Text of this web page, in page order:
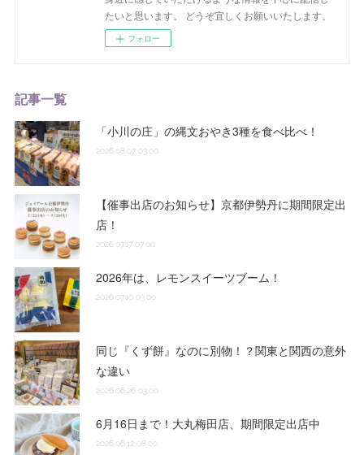
たいと思います。 どうぞ宜しくお願いいたします。
フォロー
記事一覧
「小川の庄」の縄文おやき3種を食べ比べ！
2026.08.07 03:00
【催事出店のお知らせ】京都伊勢丹に期間限定出
店！
2026.07.17 07:00
2026年は、レモンスイーツブーム！
2026.07.10 03:00
同じ『くず餅』なのに別物！？関東と関西の意外
な違い
2026.06.26 03:00
6月16日まで！大丸梅田店、期間限定出店中
2026.06.12 08:00